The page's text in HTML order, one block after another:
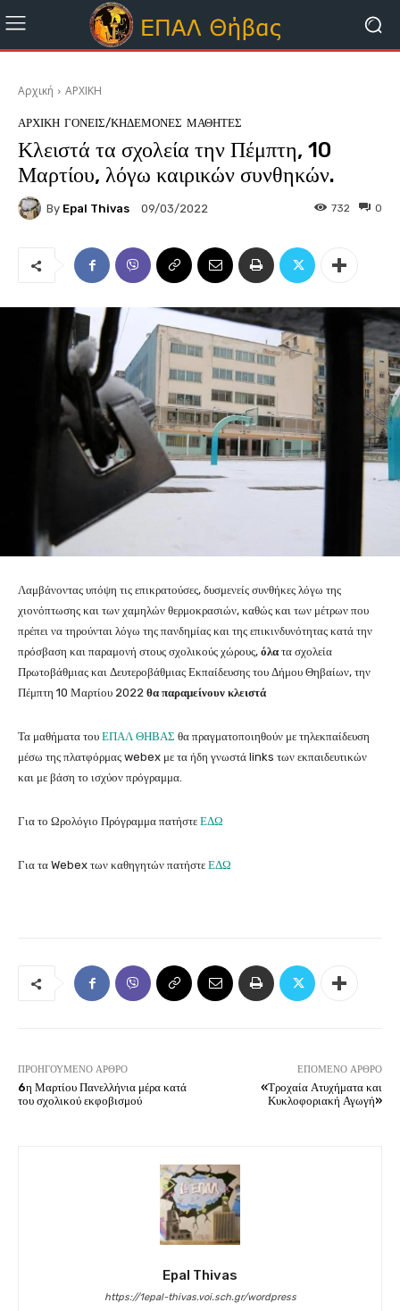
Αρχική ΑΡΧΙΚΗ
ΑΡΧΙΚΗ ΓΟΝΕΊΣ/ΚΗΔΕΜΌΝΕΣ ΜΑΘΗΤΈΣ
Κλειστά τα σχολεία την Πέμπτη, 10
Μαρτίου, λόγω καιρικών συνθηκών.
By Epal Thivas 09/03/2022 0
732
Λαμβάνοντας υπόψη τις επικρατούσες, δυσμενείς συνθήκες λόγω της
χιονόπτωσης και των χαμηλών θερμοκρασιών, καθώς και των μέτρων που
πρέπει να τηρούνται λόγω της πανδημίας και της επικινδυνότητας κατά την
πρόσβαση και παραμονή στους σχολικούς χώρους, όλα τα σχολεία
Πρωτοβάθμιας και Δευτεροβάθμιας Εκπαίδευσης του Δήμου Θηβαίων, την
Πέμπτη 10 Μαρτίου 2022 θα παραμείνουν κλειστά
Τα μαθήματα του ΕΠΑΛ ΘΗΒΑΣ θα πραγματοποιηθούν με τηλεκπαίδευση
μέσω της πλατφόρμας webex με τα ήδη γνωστά links των εκπαιδευτικών
και με βάση το ισχύον πρόγραμμα.
Για το Ωρολόγιο Πρόγραμμα πατήστε ΕΔΩ
Για τα Webex των καθηγητών πατήστε ΕΔΩ
ΠΡΟΗΓΟΎΜΕΝΟ ΆΡΘΡΟ
6η Μαρτίου Πανελλήνια μέρα κατά
του σχολικού εκφοβισμού
ΕΠΌΜΕΝΟ ΆΡΘΡΟ
«Τροχαία Ατυχήματα και
Κυκλοφοριακή Αγωγή»
Epal Thivas
https://1epal-thivas.voi.sch.gr/wordpress